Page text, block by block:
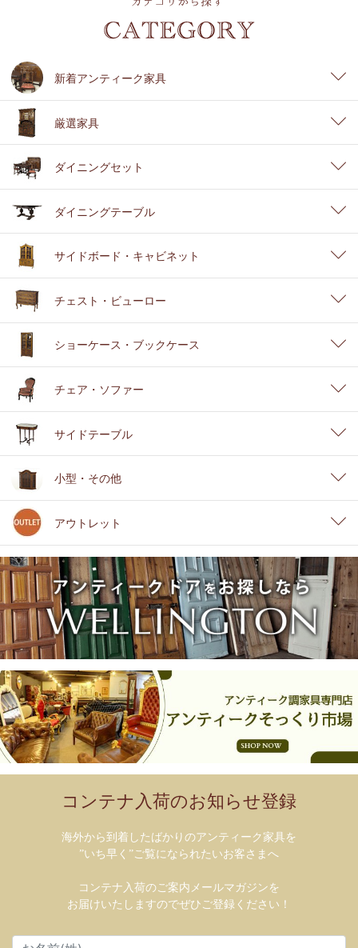
新着アンティーク家具
厳選家具
ダイニングセット
ダイニングテーブル
サイドボード・キャビネット
チェスト・ビューロー
ショーケース・ブックケース
チェア・ソファー
サイドテーブル
小型・その他
アウトレット
コンテナ入荷のお知らせ登録
海外から到着したばかりのアンティーク家具を
”いち早く”ご覧になられたいお客さまへ
コンテナ入荷のご案内メールマガジンを
お届けいたしますのでぜひご登録ください！